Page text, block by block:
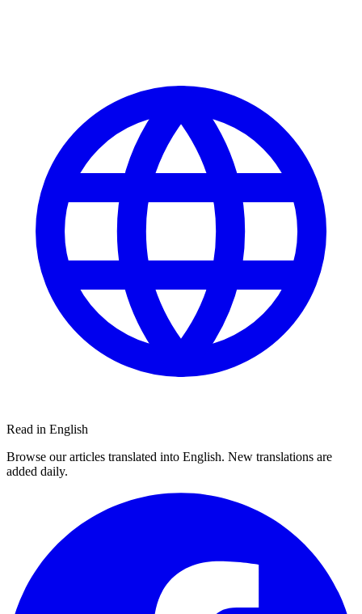
Read in English
Browse our articles translated into English. New translations are
added daily.